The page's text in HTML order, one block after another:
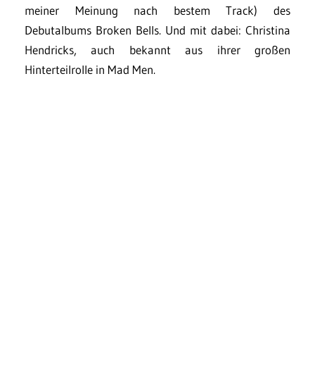
meiner Meinung nach bestem Track) des
Debutalbums Broken Bells. Und mit dabei: Christina
Hendricks, auch bekannt aus ihrer großen
Hinterteilrolle in Mad Men.